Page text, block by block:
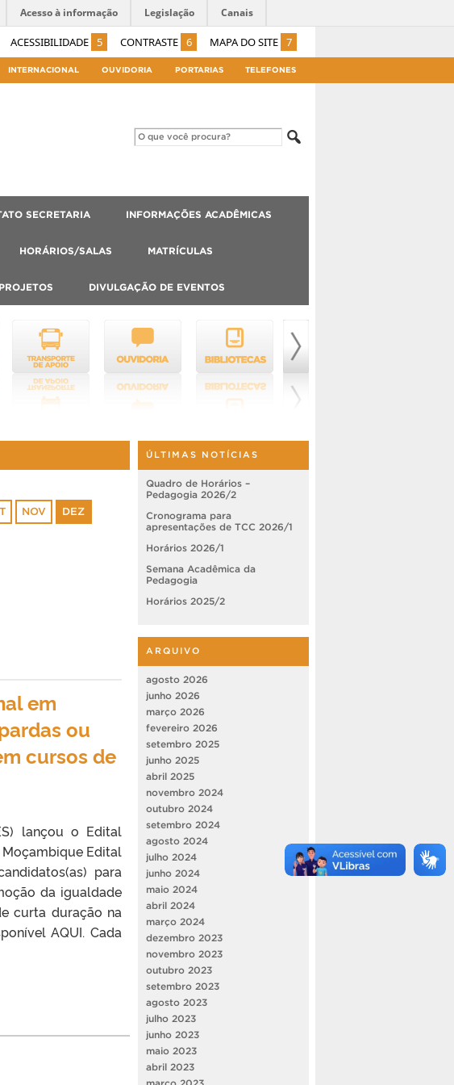
ACESSIBILIDADE 5 CONTRASTE 6 MAPA DO SITE 7
Acesso à informação Legislação Canais
INTERNACIONAL OUVIDORIA PORTARIAS TELEFONES
SECRETARIA INFORMAÇÕES ACADÊMICAS
HORÁRIOS/SALAS MATRÍCULAS
DIVULGAÇÃO DE EVENTOS
NOV DEZ
em
ou
cursos de
lançou o Edital
Edital
para
da igualdade
curta duração na
AQUI. Cada
ÚLTIMAS NOTÍCIAS
Quadro de Horários –
Pedagogia 2026/2
Cronograma para
apresentações de TCC 2026/1
Horários 2026/1
Semana Acadêmica da
Pedagogia
Horários 2025/2
ARQUIVO
agosto 2026
junho 2026
março 2026
fevereiro 2026
setembro 2025
junho 2025
abril 2025
novembro 2024
outubro 2024
setembro 2024
agosto 2024
julho 2024
junho 2024
maio 2024
abril 2024
março 2024
dezembro 2023
novembro 2023
outubro 2023
setembro 2023
agosto 2023
julho 2023
junho 2023
maio 2023
abril 2023
março 2023